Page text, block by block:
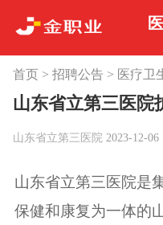
首页> 招聘公告 > 医疗卫
山东省立第三医院
山东省立第三医院 2023-12-06
山东省立第三医院是
保健和康复为一体的